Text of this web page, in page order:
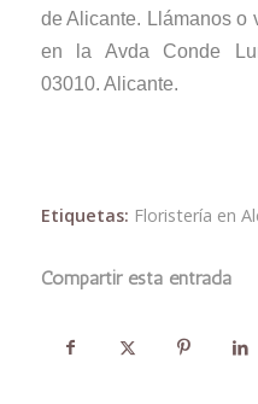
de Alicante. Llámanos o
en la Avda Conde
03010. Alicante.
Etiquetas: Floristería en
Compartir esta entrada